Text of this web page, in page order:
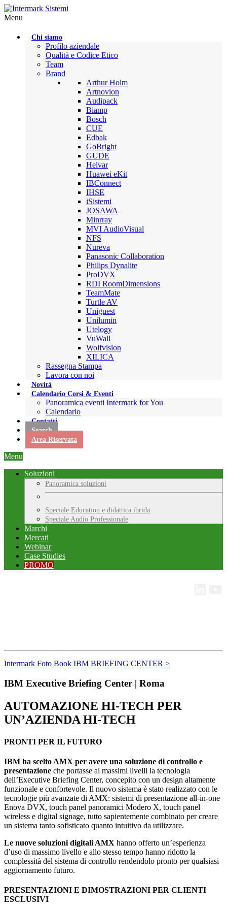
Menu
Chi siamo
Profilo aziendale
Qualità e Codice Etico
Team
Brand
Arthur Holm
Artnovion
Audipack
Biamp
Bosch
CUE
Edbak
GoBright
GUDE
Helvar
Huawei eKit
IBConnect
IHSE
iSistemi
JOSAWA
Minrray
MVI AudioVisual
NFS
Nureva
Panasonic Collaboration
Philips Dynalite
ProDVX
RDI RoomDimensions
TeamMate
Turtle AV
Uniguest
Unilumin
Utelogy
VuWall
Wolfvision
XILICA
Rassegna Stampa
Lavora con noi
Novità
Calendario Corsi & Eventi
Panoramica eventi Intermark for You
Calendario
Contatti
Search
Area Riservata
Menu
Soluzioni
Panoramica soluzioni
Speciale Education e didattica ibrida
Speciale Audio Professionale
Marchi
Mercati
Webinar
Case Studies
PROMO
Intermark Foto Book IBM BRIEFING CENTER >
IBM Executive Briefing Center | Roma
AUTOMAZIONE HI-TECH PER
UN’AZIENDA HI-TECH
PRONTI PER IL FUTURO
IBM ha scelto AMX per avere una soluzione di controllo e
presentazione che portasse ai massimi livelli la tecnologia
dell’Executive Briefing Center, concepito con un design altamente
funzionale e confortevole. Il nuovo sistema è stato realizzato con le
tecnologie più avanzate di AMX: sistemi di presentazione all-in-one
Enova DVX, touch panel panoramici Modero X, touch panel
wireless e digital signage, tutto sapientemente combinato per creare
un sistema tanto sofisticato quanto intuitivo da utilizzare.
Le nuove soluzioni digitali AMX hanno offerto un’esperienza
d’uso di massimo livello e allo stesso tempo hanno ridotto la
complessità del sistema di controllo rendendolo pronto per qualsiasi
aggiornamento futuro.
PRESENTAZIONI E DIMOSTRAZIONI PER CLIENTI
ESCLUSIVI